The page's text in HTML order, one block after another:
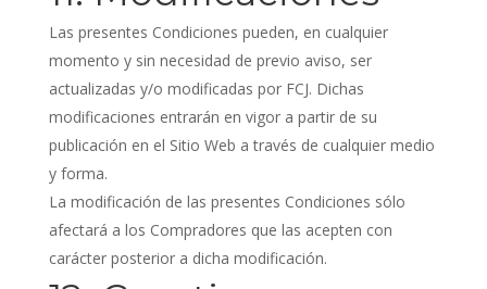
Las presentes Condiciones pueden, en cualquier
momento y sin necesidad de previo aviso, ser
actualizadas y/o modificadas por FCJ. Dichas
modificaciones entrarán en vigor a partir de su
publicación en el Sitio Web a través de cualquier medio
y forma.
La modificación de las presentes Condiciones sólo
afectará a los Compradores que las acepten con
carácter posterior a dicha modificación.